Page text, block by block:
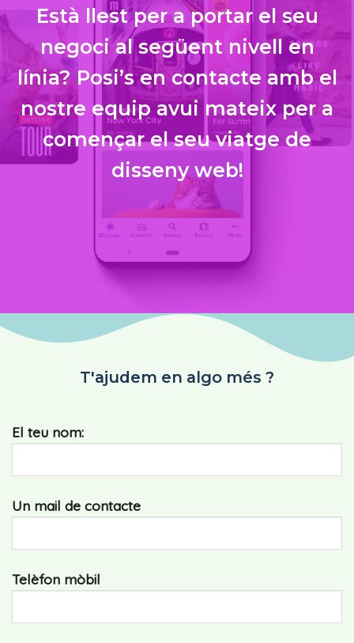
Està llest per a portar el seu
negoci al següent nivell en
línia? Posi’s en contacte amb el
nostre equip avui mateix per a
començar el seu viatge de
disseny web!
T'ajudem en algo més ?
El teu nom:
Un mail de contacte
Telèfon mòbil